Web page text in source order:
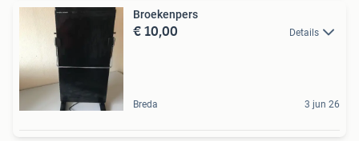
Broekenpers
€ 10,00 Details
Breda 3 jun 26